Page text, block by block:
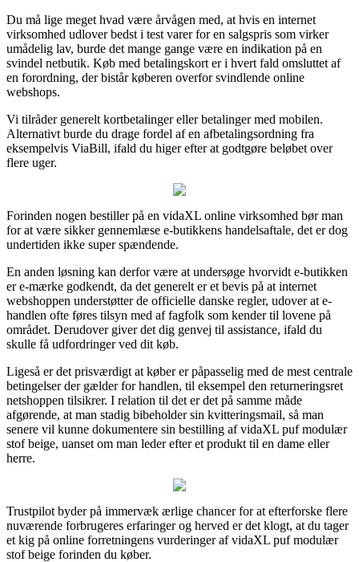
Du må lige meget hvad være årvågen med, at hvis en internet
virksomhed udlover bedst i test varer for en salgspris som virker
umådelig lav, burde det mange gange være en indikation på en
svindel netbutik. Køb med betalingskort er i hvert fald omsluttet af
en forordning, der bistår køberen overfor svindlende online
webshops.
Vi tilråder generelt kortbetalinger eller betalinger med mobilen.
Alternativt burde du drage fordel af en afbetalingsordning fra
eksempelvis ViaBill, ifald du higer efter at godtgøre beløbet over
flere uger.
Forinden nogen bestiller på en vidaXL online virksomhed bør man
for at være sikker gennemlæse e-butikkens handelsaftale, det er dog
undertiden ikke super spændende.
En anden løsning kan derfor være at undersøge hvorvidt e-butikken
er e-mærke godkendt, da det generelt er et bevis på at internet
webshoppen understøtter de officielle danske regler, udover at e-
handlen ofte føres tilsyn med af fagfolk som kender til lovene på
området. Derudover giver det dig genvej til assistance, ifald du
skulle få udfordringer ved dit køb.
Ligeså er det prisværdigt at køber er påpasselig med de mest centrale
betingelser der gælder for handlen, til eksempel den returneringsret
netshoppen tilsikrer. I relation til det er det på samme måde
afgørende, at man stadig bibeholder sin kvitteringsmail, så man
senere vil kunne dokumentere sin bestilling af vidaXL puf modulær
stof beige, uanset om man leder efter et produkt til en dame eller
herre.
Trustpilot byder på immervæk ærlige chancer for at efterforske flere
nuværende forbrugeres erfaringer og herved er det klogt, at du tager
et kig på online forretningens vurderinger af vidaXL puf modulær
stof beige forinden du køber.